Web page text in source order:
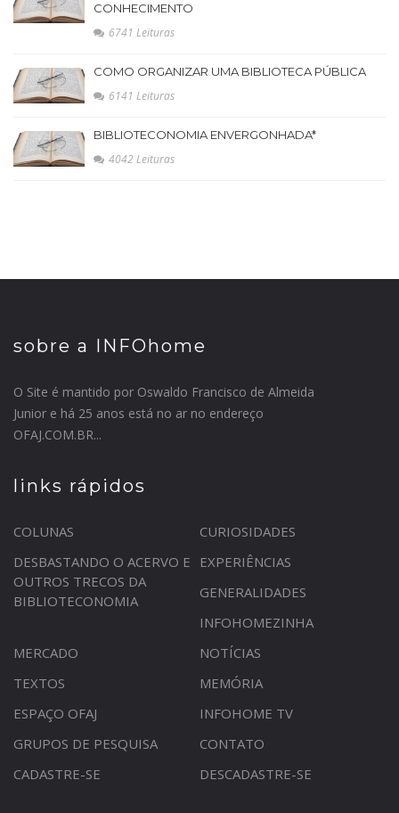
CONHECIMENTO
6741 Leituras
COMO ORGANIZAR UMA BIBLIOTECA PÚBLICA
6141 Leituras
BIBLIOTECONOMIA ENVERGONHADA*
4042 Leituras
sobre a INFOhome
O Site é mantido por Oswaldo Francisco de Almeida
Junior e há 25 anos está no ar no endereço
OFAJ.COM.BR...
links rápidos
COLUNAS
CURIOSIDADES
DESBASTANDO O ACERVO E
OUTROS TRECOS DA
BIBLIOTECONOMIA
EXPERIÊNCIAS
GENERALIDADES
INFOHOMEZINHA
MERCADO
NOTÍCIAS
TEXTOS
MEMÓRIA
ESPAÇO OFAJ
INFOHOME TV
GRUPOS DE PESQUISA
CONTATO
CADASTRE-SE
DESCADASTRE-SE